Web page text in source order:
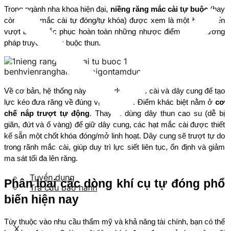
Tuyển dụng
Tra cứu bảo hành
Trong ngành nha khoa hiện đại, niềng răng mắc cài tự buộc (hay
còn gọi là mắc cài tự đóng/tự khóa) được xem là một bước tiến
vượt bậc, khắc phục hoàn toàn những nhược điểm của phương
pháp truyền thống buộc thun.
Về cơ bản, hệ thống này vẫn sử dụng mắc cài và dây cung để tạo
lực kéo đưa răng về đúng vị trí sinh lý. Điểm khác biệt nằm ở cơ
chế nắp trượt tự động. Thay vì dùng dây thun cao su (dễ bị
giãn, đứt và ố vàng) để giữ dây cung, các hạt mắc cài được thiết
kế sẵn một chốt khóa đóng/mở linh hoạt. Dây cung sẽ trượt tự do
trong rãnh mắc cài, giúp duy trì lực siết liên tục, ổn định và giảm
ma sát tối đa lên răng.
Phân loại các dòng khí cụ tự đóng phổ
biến hiện nay
Tùy thuộc vào nhu cầu thẩm mỹ và khả năng tài chính, bạn có thể